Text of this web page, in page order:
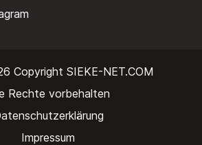
Copyright SIEKE-NET.COM
Rechte vorbehalten
Impressum